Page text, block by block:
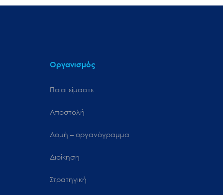
Οργανισμός
Ποιοι είμαστε
Αποστολή
Δομή – οργανόγραμμα
Διοίκηση
Στρατηγική